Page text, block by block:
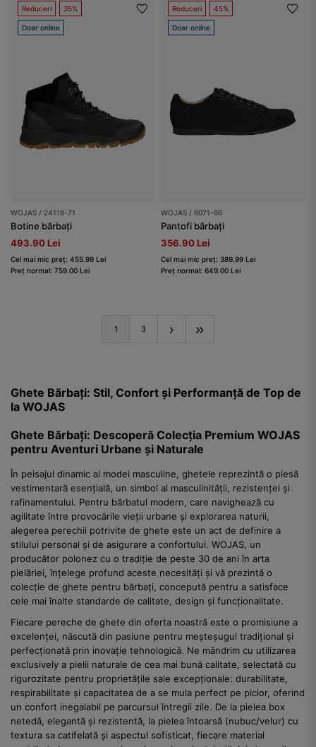
Reduceri 35%
Doar online
WOJAS / 24118-71
Botine bărbați
493.90 Lei
Cel mai mic preț: 455.99 Lei
Preț normal: 759.00 Lei
Reduceri 45%
Doar online
WOJAS / 8071-66
Pantofi bărbați
356.90 Lei
Cel mai mic preț: 389.99 Lei
Preț normal: 649.00 Lei
1 3
Ghete Bărbați: Stil, Confort și Performanță de Top de
la WOJAS
Ghete Bărbați: Descoperă Colecția Premium WOJAS
pentru Aventuri Urbane și Naturale
În peisajul dinamic al modei masculine, ghetele reprezintă o piesă
vestimentară esențială, un simbol al masculinității, rezistenței și
rafinamentului. Pentru bărbatul modern, care navighează cu
agilitate între provocările vieții urbane și explorarea naturii,
alegerea perechii potrivite de ghete este un act de definire a
stilului personal și de asigurare a confortului. WOJAS, un
producător polonez cu o tradiție de peste 30 de ani în arta
pielăriei, înțelege profund aceste necesități și vă prezintă o
colecție de ghete pentru bărbați, concepută pentru a satisface
cele mai înalte standarde de calitate, design și funcționalitate.
Fiecare pereche de ghete din oferta noastră este o promisiune a
excelenței, născută din pasiune pentru meșteșugul tradițional și
perfecționată prin inovație tehnologică. Ne mândrim cu utilizarea
exclusively a pielii naturale de cea mai bună calitate, selectată cu
rigurozitate pentru proprietățile sale excepționale: durabilitate,
respirabilitate și capacitatea de a se mula perfect pe picior, oferind
un confort inegalabil pe parcursul întregii zile. De la pielea box
netedă, elegantă și rezistentă, la pielea întoarsă (nubuc/velur) cu
textura sa catifelată și aspectul sofisticat, fiecare material